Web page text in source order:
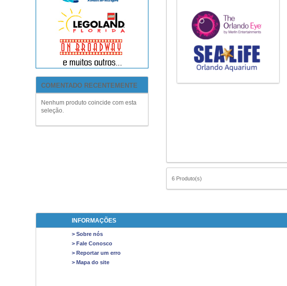
COMENTADO RECENTEMENTE
Nenhum produto coincide com esta
seleção.
6 Produto(s)
INFORMAÇÕES
> Sobre nós
> Fale Conosco
> Reportar um erro
> Mapa do site